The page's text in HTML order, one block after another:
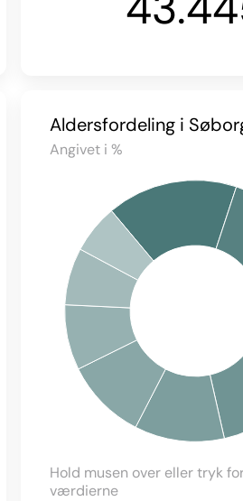
Aldersfordeling i
Angivet i %
Hold musen over eller tryk
værdierne